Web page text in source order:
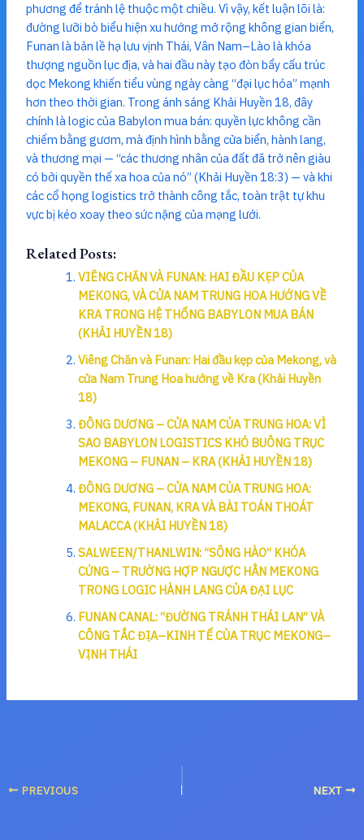
phương để tránh lệ thuộc một chiều. Vì vậy, kết luận lõi là:
đường lưỡi bò biểu hiện xu hướng mở rộng không gian biển,
Funan là bản lề hạ lưu vịnh Thái, Vân Nam–Lào là khóa
thượng nguồn lục địa, và hai đầu này tạo đòn bẩy cấu trúc
dọc Mekong khiến tiểu vùng ngày càng “đại lục hóa” mạnh
hơn theo thời gian. Trong ánh sáng Khải Huyền 18, đây
chính là logic của Babylon mua bán: quyền lực không cần
chiếm bằng gươm, mà định hình bằng cửa biển, hành lang,
và thương mại — “các thương nhân của đất đã trở nên giàu
có bởi quyền thế xa hoa của nó” (Khải Huyền 18:3) — và khi
các cổ họng logistics trở thành công tắc, toàn trật tự khu
vực bị kéo xoay theo sức nặng của mạng lưới.
Related Posts:
VIÊNG CHĂN VÀ FUNAN: HAI ĐẦU KẸP CỦA
MEKONG, VÀ CỬA NAM TRUNG HOA HƯỚNG VỀ
KRA TRONG HỆ THỐNG BABYLON MUA BÁN
(KHẢI HUYỀN 18)
Viêng Chăn và Funan: Hai đầu kẹp của Mekong, và
cửa Nam Trung Hoa hướng về Kra (Khải Huyền
18)
ĐÔNG DƯƠNG – CỬA NAM CỦA TRUNG HOA: VÌ
SAO BABYLON LOGISTICS KHÓ BUÔNG TRỤC
MEKONG – FUNAN – KRA (KHẢI HUYỀN 18)
ĐÔNG DƯƠNG – CỬA NAM CỦA TRUNG HOA:
MEKONG, FUNAN, KRA VÀ BÀI TOÁN THOÁT
MALACCA (KHẢI HUYỀN 18)
SALWEEN/THANLWIN: “SÔNG HÀO” KHÓA
CỨNG – TRƯỜNG HỢP NGƯỢC HẲN MEKONG
TRONG LOGIC HÀNH LANG CỦA ĐẠI LỤC
FUNAN CANAL: “ĐƯỜNG TRÁNH THÁI LAN” VÀ
CÔNG TẮC ĐỊA–KINH TẾ CỦA TRỤC MEKONG–
VỊNH THÁI
PREVIOUS NEXT